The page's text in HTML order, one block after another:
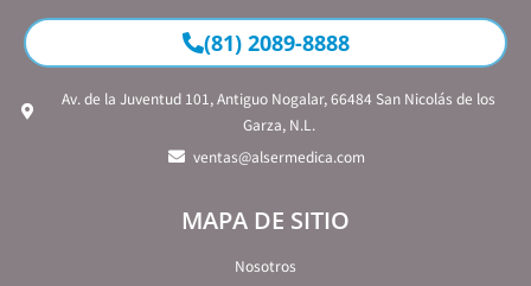
(81) 2089-8888
Av. de la Juventud 101, Antiguo Nogalar, 66484 San Nicolás de los
Garza, N.L.
ventas@alsermedica.com
MAPA DE SITIO
Nosotros